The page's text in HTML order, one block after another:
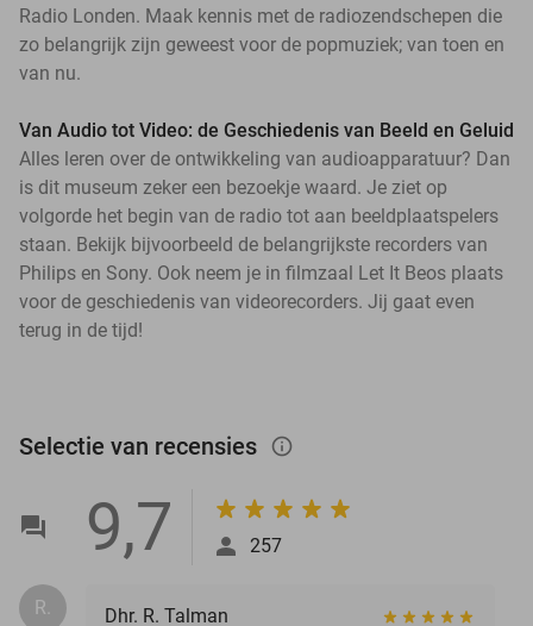
Radio Londen. Maak kennis met de radiozendschepen die
zo belangrijk zijn geweest voor de popmuziek; van toen en
van nu.
Van Audio tot Video: de Geschiedenis van Beeld en Geluid
Alles leren over de ontwikkeling van audioapparatuur? Dan
is dit museum zeker een bezoekje waard. Je ziet op
volgorde het begin van de radio tot aan beeldplaatspelers
staan. Bekijk bijvoorbeeld de belangrijkste recorders van
Philips en Sony. Ook neem je in filmzaal Let It Beos plaats
voor de geschiedenis van videorecorders. Jij gaat even
terug in de tijd!
Selectie van recensies info_outlined
9,7 257
R. Dhr. R. Talman